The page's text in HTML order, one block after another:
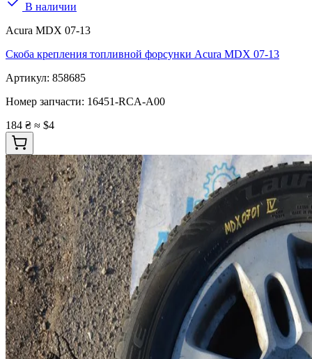
В наличии
Acura MDX 07-13
Скоба крепления топливной форсунки Acura MDX 07-13
Артикул: 858685
Номер запчасти: 16451-RCA-A00
184 ₴ ≈ $4